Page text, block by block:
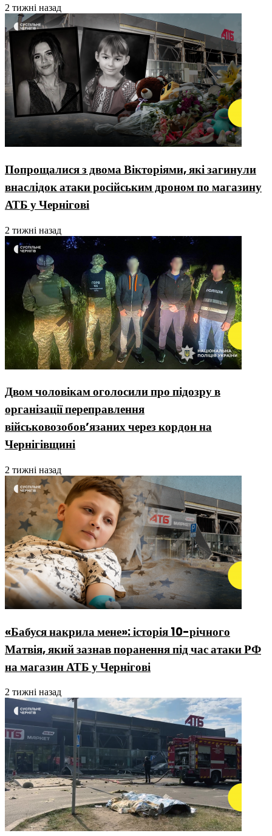
2 тижні назад
Попрощалися з двома Вікторіями, які загинули
внаслідок атаки російським дроном по магазину
АТБ у Чернігові
2 тижні назад
Двом чоловікам оголосили про підозру в
організації переправлення
військовозобовʼязаних через кордон на
Чернігівщині
2 тижні назад
«Бабуся накрила мене»: історія 10-річного
Матвія, який зазнав поранення під час атаки РФ
на магазин АТБ у Чернігові
2 тижні назад